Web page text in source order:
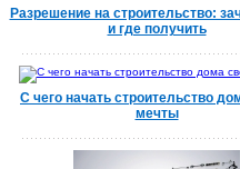
Разрешение на строительство:
и где получить
С чего начать строительство
мечты